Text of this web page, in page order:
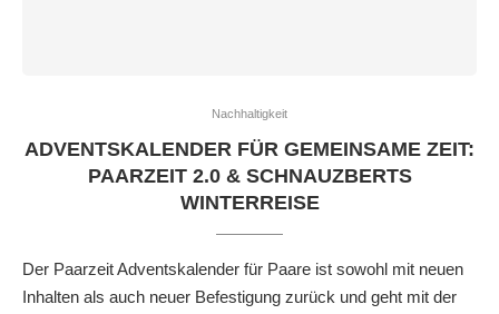
Nachhaltigkeit
ADVENTSKALENDER FÜR GEMEINSAME ZEIT:
PAARZEIT 2.0 & SCHNAUZBERTS
WINTERREISE
Der Paarzeit Adventskalender für Paare ist sowohl mit neuen
Inhalten als auch neuer Befestigung zurück und geht mit der